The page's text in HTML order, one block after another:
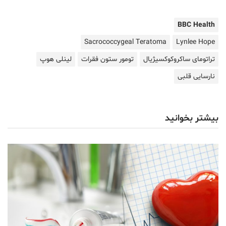
BBC Health
Lynlee Hope
Sacrococcygeal Teratoma
تراتومای ساکروکوکسیژیال
تومور ستون فقرات
لینلی هوپ
نارسایی قلبی
بیشتر بخوانید